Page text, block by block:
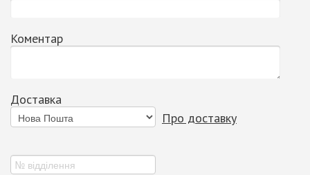
Коментар
Доставка
Про доставку